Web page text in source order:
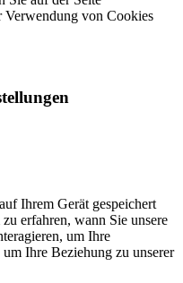
Verwendung von Cookies
Ihrem Gerät gespeichert
erfahren, wann Sie unsere
um Ihre
Ihre Beziehung zu unserer